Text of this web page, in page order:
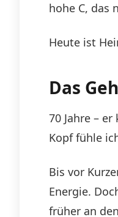
hohe C, das
Heute ist
Das
70 Jahre –
Kopf fühle
Bis vor
Energie.
früher an